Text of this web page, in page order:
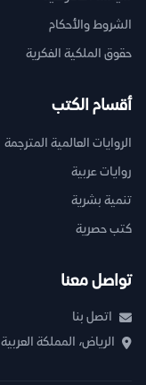
الشروط والأحكام
حقوق الملكية الفكرية
أقسام الكتب
الروايات العالمية المترجمة
روايات عربية
تنمية بشرية
كتب حصرية
تواصل معنا
اتصل بنا
الرياض، المملكة